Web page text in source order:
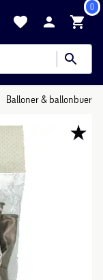
0
Balloner & ballonbuer